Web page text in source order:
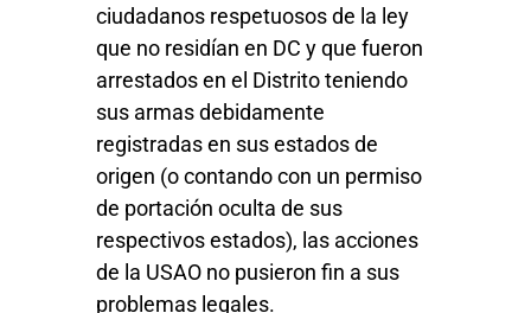
ciudadanos respetuosos de la ley
que no residían en DC y que fueron
arrestados en el Distrito teniendo
sus armas debidamente
registradas en sus estados de
origen (o contando con un permiso
de portación oculta de sus
respectivos estados), las acciones
de la USAO no pusieron fin a sus
problemas legales.